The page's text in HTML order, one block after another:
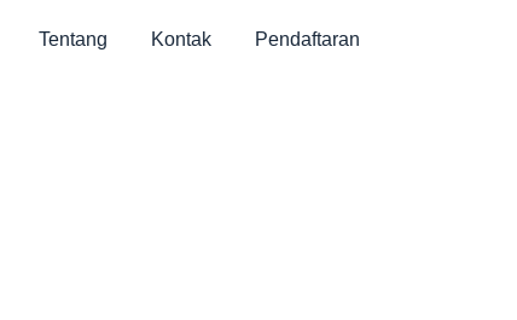
Tentang Kontak Pendaftaran